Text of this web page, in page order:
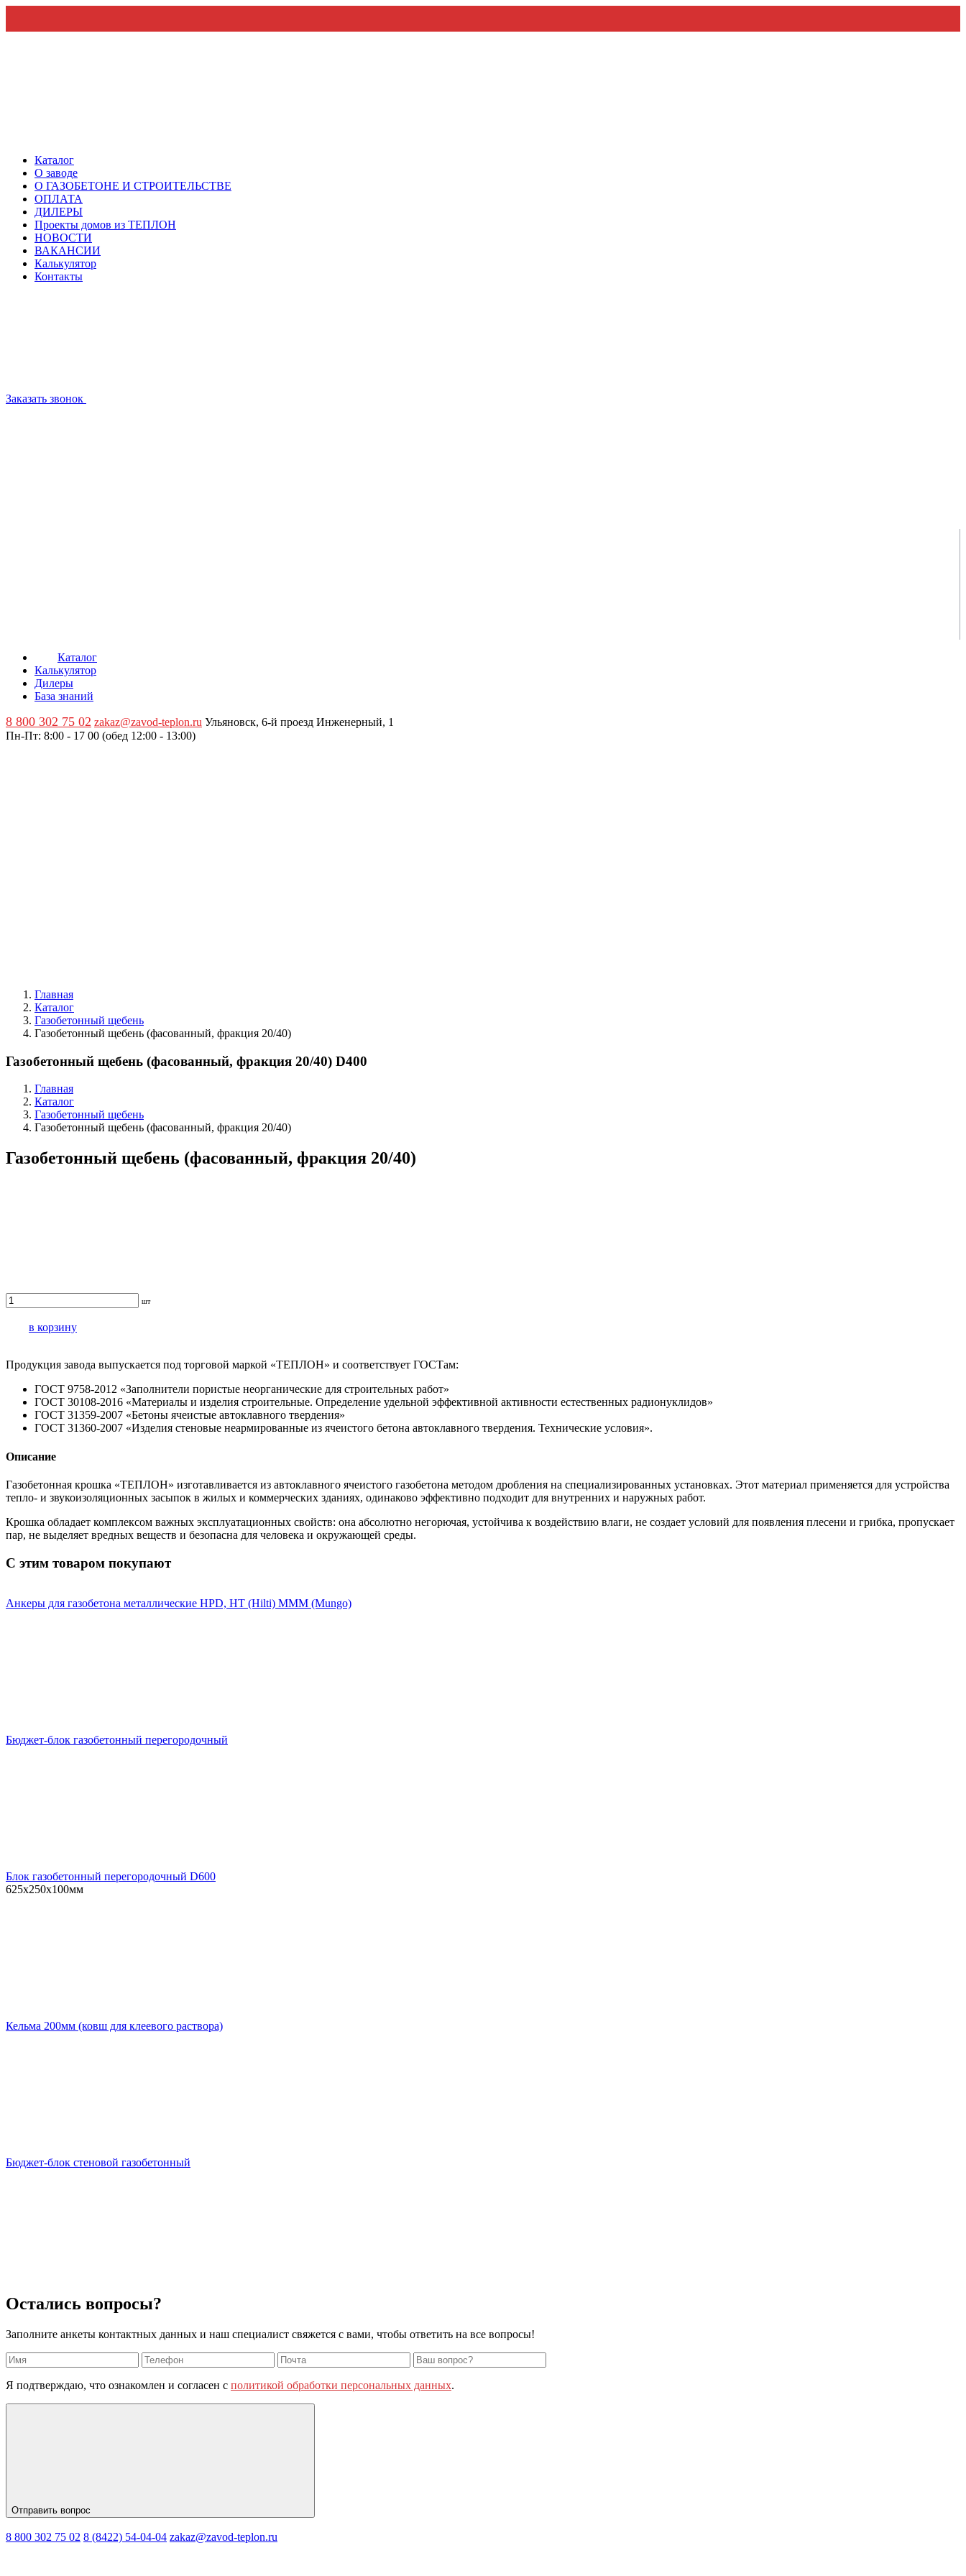
Каталог
О заводе
О ГАЗОБЕТОНЕ И СТРОИТЕЛЬСТВЕ
ОПЛАТА
ДИЛЕРЫ
Проекты домов из ТЕПЛОН
НОВОСТИ
ВАКАНСИИ
Калькулятор
Контакты
Заказать звонок
Каталог
Калькулятор
Дилеры
База знаний
8 800 302 75 02 zakaz@zavod-teplon.ru Ульяновск, 6-й проезд Инженерный, 1
Пн-Пт: 8:00 - 17 00 (обед 12:00 - 13:00)
Главная
Каталог
Газобетонный щебень
Газобетонный щебень (фасованный, фракция 20/40)
Газобетонный щебень (фасованный, фракция 20/40) D400
Главная
Каталог
Газобетонный щебень
Газобетонный щебень (фасованный, фракция 20/40)
Газобетонный щебень (фасованный, фракция 20/40)
шт
в корзину
Продукция завода выпускается под торговой маркой «ТЕПЛОН» и соответствует ГОСТам:
ГОСТ 9758-2012 «Заполнители пористые неорганические для строительных работ»
ГОСТ 30108-2016 «Материалы и изделия строительные. Определение удельной эффективной активности естественных радионуклидов»
ГОСТ 31359-2007 «Бетоны ячеистые автоклавного твердения»
ГОСТ 31360-2007 «Изделия стеновые неармированные из ячеистого бетона автоклавного твердения. Технические условия».
Описание
Газобетонная крошка «ТЕПЛОН» изготавливается из автоклавного ячеистого газобетона методом дробления на специализированных установках. Этот материал применяется для устройства
тепло- и звукоизоляционных засыпок в жилых и коммерческих зданиях, одинаково эффективно подходит для внутренних и наружных работ.
Крошка обладает комплексом важных эксплуатационных свойств: она абсолютно негорючая, устойчива к воздействию влаги, не создает условий для появления плесени и грибка, пропускает
пар, не выделяет вредных веществ и безопасна для человека и окружающей среды.
С этим товаром покупают
Анкеры для газобетона металлические HPD, НT (Hilti) МММ (Mungo)
Бюджет-блок газобетонный перегородочный
Блок газобетонный перегородочный D600
625х250х100мм
Кельма 200мм (ковш для клеевого раствора)
Бюджет-блок стеновой газобетонный
Остались вопросы?
Заполните анкеты контактных данных и наш специалист свяжется с вами, чтобы ответить на все вопросы!
Я подтверждаю, что ознакомлен и согласен с политикой обработки персональных данных.
Отправить вопрос
8 800 302 75 02 8 (8422) 54-04-04 zakaz@zavod-teplon.ru